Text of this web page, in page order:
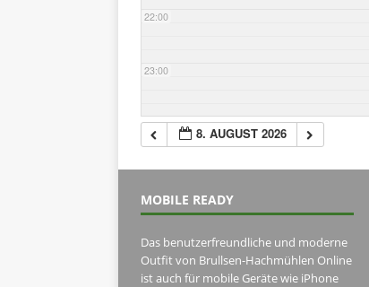
22:00
23:00
8. AUGUST 2026
MOBILE READY
Das benutzerfreundliche und moderne
Outfit von Brullsen-Hachmühlen Online
ist auch für mobile Geräte wie iPhone